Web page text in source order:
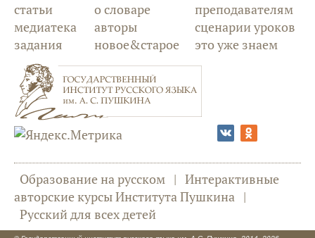
статьи
медиатека
задания
о словаре
авторы
новое&старое
преподавателям
сценарии уроков
это уже знаем
Образование на русском | Интерактивные
авторские курсы Института Пушкина |
Русский для всех детей